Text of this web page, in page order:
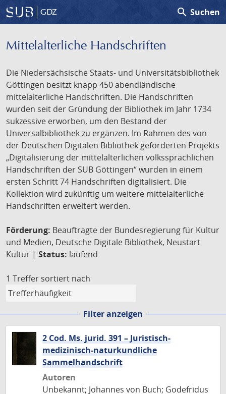
GDZ search Suchen
Mittelalterliche Handschriften
Die Niedersächsische Staats- und Universitätsbibliothek
Göttingen besitzt knapp 450 abendländische
mittelalterliche Handschriften. Die Handschriften
wurden seit der Gründung der Bibliothek im Jahr 1734
sukzessive erworben, um den Bestand der
Universalbibliothek zu ergänzen. Im Rahmen des von
der Deutschen Digitalen Bibliothek geförderten Projekts
„Digitalisierung der mittelalterlichen volkssprachlichen
Handschriften der SUB Göttingen“ wurden in einem
ersten Schritt 74 Handschriften digitalisiert. Die
Kollektion wird zukünftig um weitere mittelalterliche
Handschriften erweitert werden.
Förderung: Beauftragte der Bundesregierung für Kultur
und Medien, Deutsche Digitale Bibliothek, Neustart
Kultur | Status: laufend
1 Treffer sortiert nach
Filter anzeigen
2 Cod. Ms. jurid. 391 – Juristisch-
medizinisch-naturkundliche
Sammelhandschrift
Autoren
Unbekannt; Johannes von Buch; Godefridus